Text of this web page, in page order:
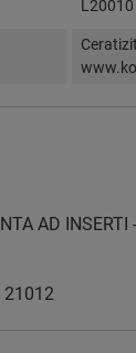
L20010
AD INSERTI
21012